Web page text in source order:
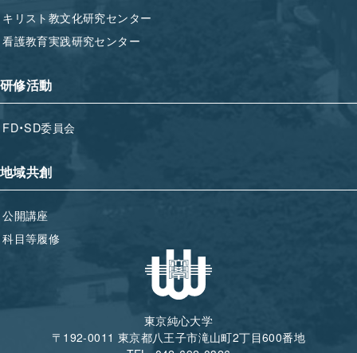
キリスト教文化研究センター
看護教育実践研究センター
研修活動
FD・SD委員会
地域共創
公開講座
科目等履修
東京純心大学
〒192-0011 東京都八王子市滝山町2丁目600番地